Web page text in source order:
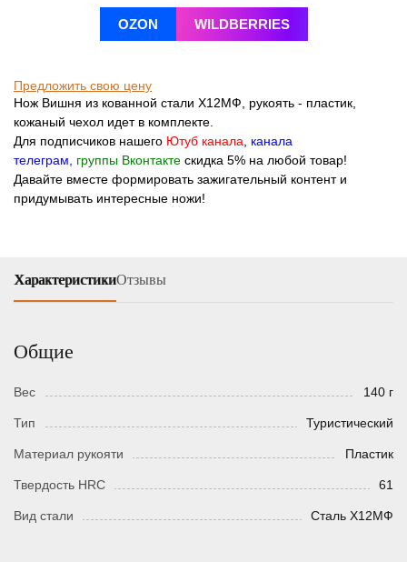
OZON WILDBERRIES
Предложить свою цену
Нож Вишня из кованной стали Х12МФ, рукоять - пластик,
кожаный чехол идет в комплекте.
Для подписчиков нашего Ютуб канала
канала
телеграм
группы Вконтакте скидка 5% на любой товар!
Давайте вместе формировать зажигательный контент и
придумывать интересные ножи!
ХарактеристикиОтзывы
Общие
Вес 140 г
Тип Туристический
Материал рукояти Пластик
Твердость HRC 61
Вид стали Сталь Х12МФ